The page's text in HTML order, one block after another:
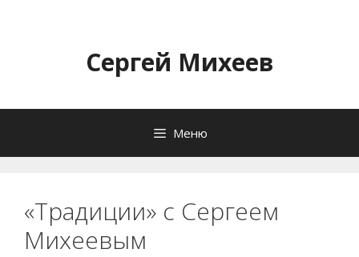
содержимомуСергей Михеев
Меню
«Традиции» с Сергеем
Михеевым